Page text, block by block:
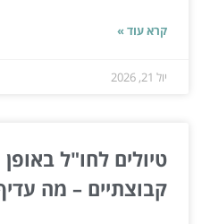
קרא עוד »
יול 21, 2026
טיולים לחו"ל
קבוצתיים – מה